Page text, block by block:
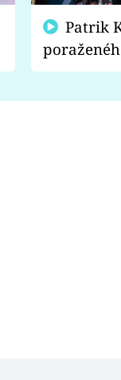
fanoušci